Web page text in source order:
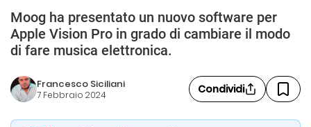
Moog ha presentato un nuovo software per
Apple Vision Pro in grado di cambiare il modo
di fare musica elettronica.
Francesco Siciliani
7 Febbraio 2024 Condividi